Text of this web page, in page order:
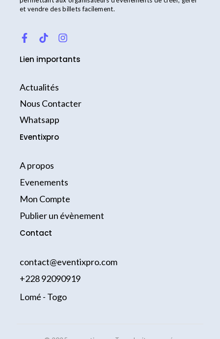
et vendre des billets facilement.
F
a
c
e
o
o
k
f
T
i
t
k
I
n
t
a
Lien importants
Actualités
Nous Contacter
Whatsapp
Eventixpro
A propos
Evenements
Mon Compte
Publier un évènement
Contact
contact@eventixpro.com
+228 92090919
Lomé - Togo